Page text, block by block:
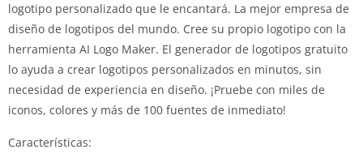
logotipo personalizado que le encantará. La mejor empresa de
diseño de logotipos del mundo. Cree su propio logotipo con la
herramienta AI Logo Maker. El generador de logotipos gratuito
lo ayuda a crear logotipos personalizados en minutos, sin
necesidad de experiencia en diseño. ¡Pruebe con miles de
iconos, colores y más de 100 fuentes de inmediato!
Características: